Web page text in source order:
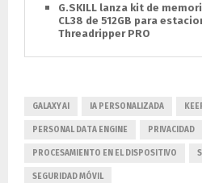
G.SKILL lanza kit de
CL38 de 512GB para
Threadripper PRO
GALAXY AI IA PERSONALIZADA
PERSONAL DATA ENGINE PRIVACIDAD
PROCESAMIENTO EN EL DISPOSITIVO
SEGURIDAD MÓVIL